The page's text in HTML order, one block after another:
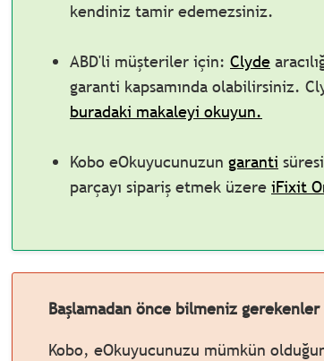
kendiniz tamir edemezsiniz.
ABD'li müşteriler için: Clyde
garanti kapsamında olabilirsiniz.
buradaki makaleyi okuyun.
Kobo eOkuyucunuzun garanti
parçayı sipariş etmek üzere iFixit
Başlamadan önce bilmeniz gerekenler
Kobo, eOkuyucunuzu mümkün